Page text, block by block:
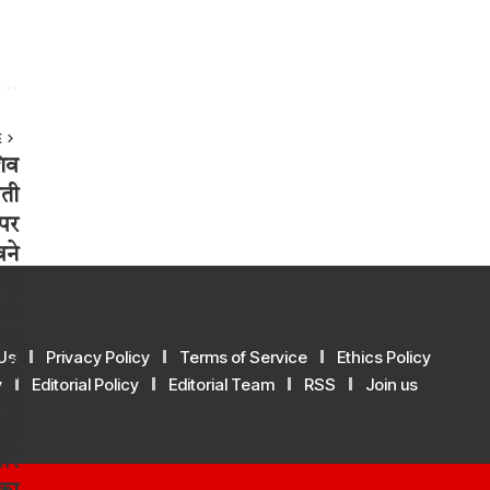
Privacy Policy Terms of Service
Ethics Policy
Editorial Policy Editorial Team RSS Join us